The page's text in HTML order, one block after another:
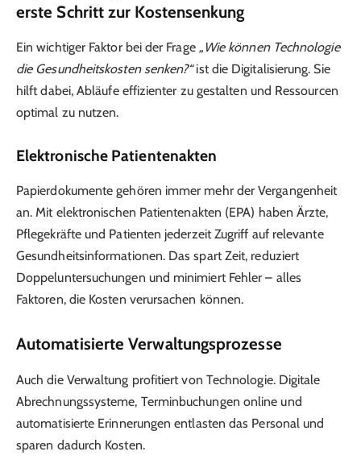
erste Schritt zur Kostensenkung
Ein wichtiger Faktor bei der Frage „Wie können Technologie
die Gesundheitskosten senken?“ist die Digitalisierung. Sie
hilft dabei, Abläufe effizienter zu gestalten und Ressourcen
optimal zu nutzen.
Elektronische Patientenakten
Papierdokumente gehören immer mehr der Vergangenheit
an. Mit elektronischen Patientenakten (EPA) haben Ärzte,
Pflegekräfte und Patienten jederzeit Zugriff auf relevante
Gesundheitsinformationen. Das spart Zeit, reduziert
Doppeluntersuchungen und minimiert Fehler – alles
Faktoren, die Kosten verursachen können.
Automatisierte Verwaltungsprozesse
Auch die Verwaltung profitiert von Technologie. Digitale
Abrechnungssysteme, Terminbuchungen online und
automatisierte Erinnerungen entlasten das Personal und
sparen dadurch Kosten.